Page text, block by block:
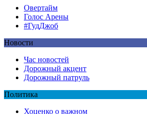
Овертайм
Голос Арены
#ГудДжоб
Новости
Час новостей
Дорожный акцент
Дорожный патруль
Политика
Хоценко о важном